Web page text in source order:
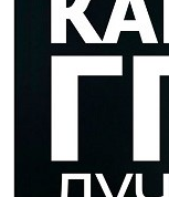
Выставка